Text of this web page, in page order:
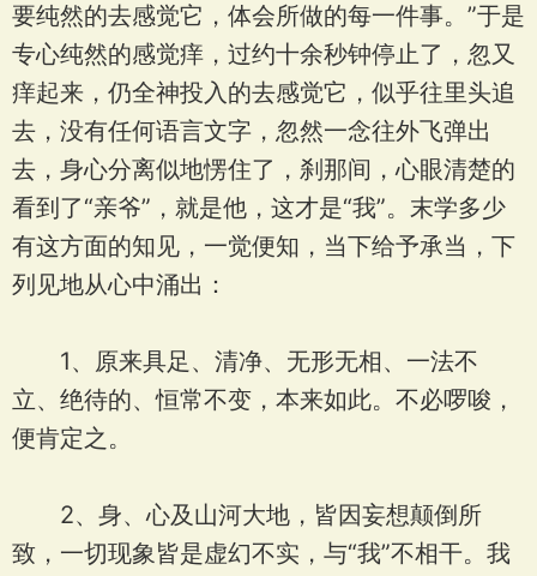
要纯然的去感觉它，体会所做的每一件事。”于是
专心纯然的感觉痒，过约十余秒钟停止了，忽又
痒起来，仍全神投入的去感觉它，似乎往里头追
去，没有任何语言文字，忽然一念往外飞弹出
去，身心分离似地愣住了，刹那间，心眼清楚的
看到了“亲爷”，就是他，这才是“我”。末学多少
有这方面的知见，一觉便知，当下给予承当，下
列见地从心中涌出：
1、原来具足、清净、无形无相、一法不
立、绝待的、恒常不变，本来如此。不必啰唆，
便肯定之。
2、身、心及山河大地，皆因妄想颠倒所
致，一切现象皆是虚幻不实，与“我”不相干。我